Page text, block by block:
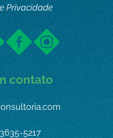
Privacidade
contato
5217